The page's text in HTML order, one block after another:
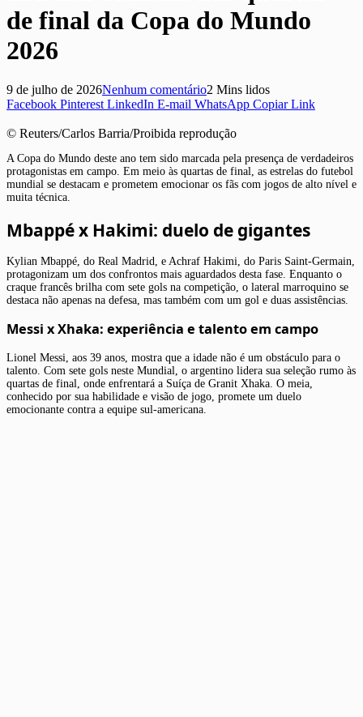
de final da Copa do Mundo
2026
9 de julho de 2026Nenhum comentário2 Mins lidos
Facebook Pinterest LinkedIn E-mail WhatsApp Copiar Link
© Reuters/Carlos Barria/Proibida reprodução
A Copa do Mundo deste ano tem sido marcada pela presença de verdadeiros
protagonistas em campo. Em meio às quartas de final, as estrelas do futebol
mundial se destacam e prometem emocionar os fãs com jogos de alto nível e
muita técnica.
Mbappé x Hakimi: duelo de gigantes
Kylian Mbappé, do Real Madrid, e Achraf Hakimi, do Paris Saint-Germain,
protagonizam um dos confrontos mais aguardados desta fase. Enquanto o
craque francês brilha com sete gols na competição, o lateral marroquino se
destaca não apenas na defesa, mas também com um gol e duas assistências.
Messi x Xhaka: experiência e talento em campo
Lionel Messi, aos 39 anos, mostra que a idade não é um obstáculo para o
talento. Com sete gols neste Mundial, o argentino lidera sua seleção rumo às
quartas de final, onde enfrentará a Suíça de Granit Xhaka. O meia,
conhecido por sua habilidade e visão de jogo, promete um duelo
emocionante contra a equipe sul-americana.